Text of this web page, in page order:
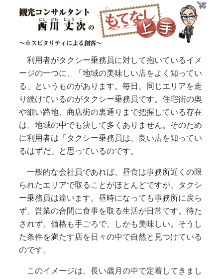
利用者がタクシー乗務員に対して抱いているイメ
ージの一つに、「地域の美味しい店をよく知ってい
る」というものがあります。毎日、同じエリアを走
り続けているのがタクシー乗務員です。住宅街の奥
や細い路地、商店街の裏通りまで把握している存在
は、地域の中でも決して多くありません。そのため
に利用者は「タクシー乗務員は、良い店を知ってい
るはずだ」と思っているのです。
一般的な会社員であれば、昼食は事務所近くの限
られたエリアで取ることがほとんどですが、タクシ
ー乗務員は違います。昼時になっても事務所に戻ら
ず、営業の合間に食事を取る生活が日常です。待た
されず、価格も手ごろで、しかも美味しい。そうし
た条件を満たす店を日々の中で自然と見つけている
のです。
このイメージは、長い歳月の中で定着してきまし